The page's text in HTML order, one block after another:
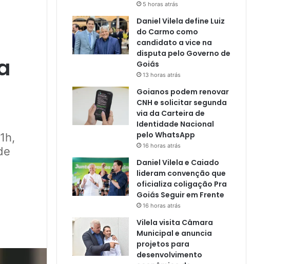
5 horas atrás
Daniel Vilela define Luiz
do Carmo como
candidato a vice na
disputa pelo Governo de
Goiás
13 horas atrás
Goianos podem renovar
CNH e solicitar segunda
via da Carteira de
Identidade Nacional
pelo WhatsApp
16 horas atrás
Daniel Vilela e Caiado
lideram convenção que
oficializa coligação Pra
Goiás Seguir em Frente
16 horas atrás
Vilela visita Câmara
Municipal e anuncia
projetos para
desenvolvimento